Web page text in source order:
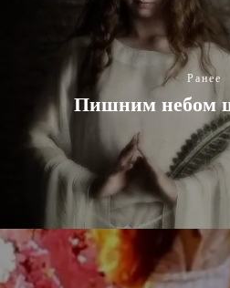
Ранее
Пишним небом